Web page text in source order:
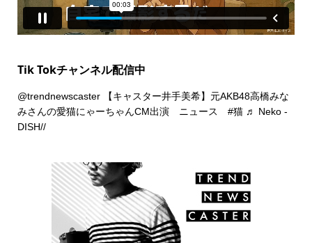
Tik Tokチャンネル配信中
@trendnewscaster【キャスター井手美希】元AKB48高橋みな
みさんの愛猫にゃーちゃんCM出演 ニュース #猫 ♬ Neko -
DISH//